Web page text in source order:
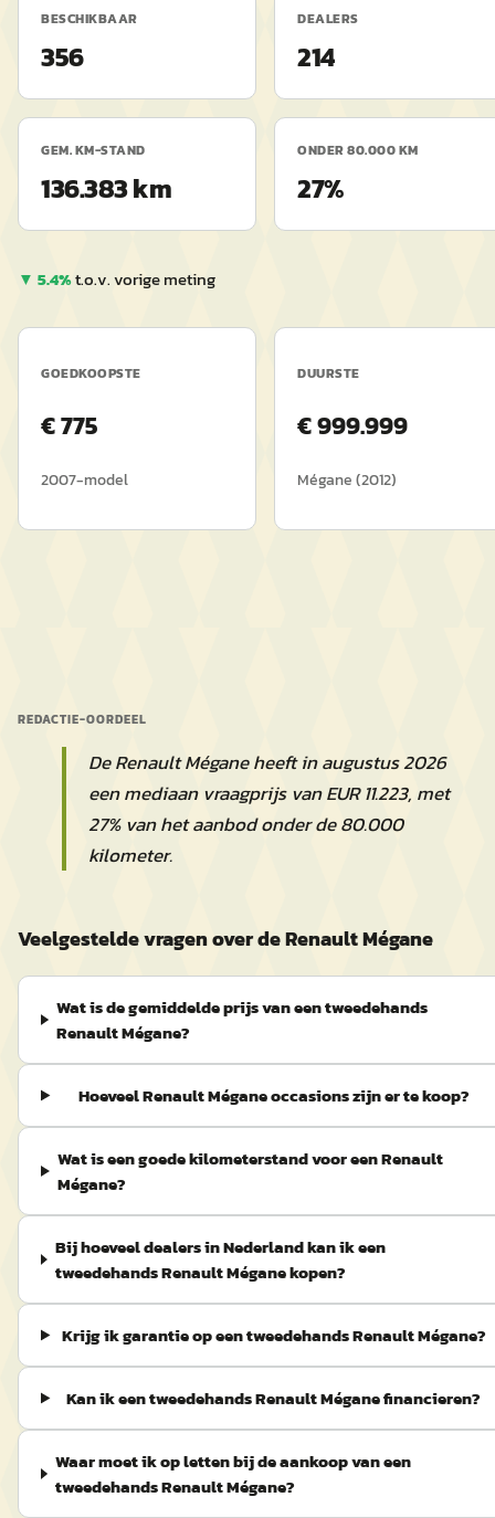
BESCHIKBAAR
356
DEALERS
214
GEM. KM-STAND
136.383 km
ONDER 80.000 KM
27%
▼ 5.4%t.o.v. vorige meting
GOEDKOOPSTE
€775
2007-model
DUURSTE
€999.999
Mégane(2012)
REDACTIE-OORDEEL
De Renault Mégane heeft in augustus 2026
een mediaan vraagprijs van EUR 11.223, met
27% van het aanbod onder de 80.000
kilometer.
Veelgestelde vragen over de Renault Mégane
Wat is de gemiddelde prijs van een tweedehands
Renault Mégane?
Hoeveel Renault Mégane occasions zijn er te koop?
Wat is een goede kilometerstand voor een Renault
Mégane?
Bij hoeveel dealers in Nederland kan ik een
tweedehands Renault Mégane kopen?
Krijg ik garantie op een tweedehands Renault Mégane?
Kan ik een tweedehands Renault Mégane financieren?
Waar moet ik op letten bij de aankoop van een
tweedehands Renault Mégane?